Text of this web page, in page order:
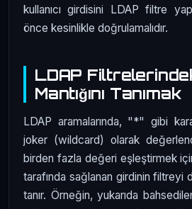
kullanıcı girdisini LDAP filtre
önce kesinlikle doğrulamalıdır.
LDAP
Mantığını Tanımak
LDAP aramalarında, "*" gibi
joker (wildcard) olarak
birden fazla değeri eşleştirmek için
tarafında sağlanan girdinin filtreyi
tanır. Örneğin, yukarıda